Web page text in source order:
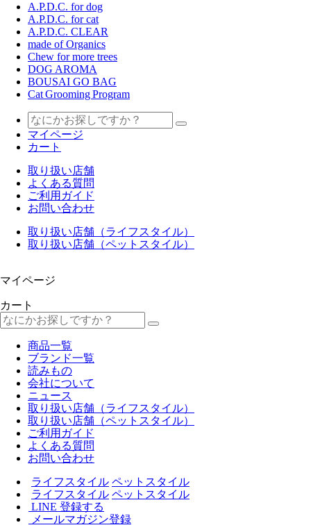
A.P.D.C. for dog
A.P.D.C. for cat
A.P.D.C. CLEAR
made of Organics
Chew for more trees
DOG AROMA
BOUSAI GO BAG
Cat Grooming Program
マイページ
カート
取り扱い店舗
よくある質問
ご利用ガイド
お問い合わせ
取り扱い店舗（ライフスタイル）
取り扱い店舗（ペットスタイル）
マイページ
カート
商品一覧
ブランド一覧
読みもの
会社について
ニュース
取り扱い店舗（ライフスタイル）
取り扱い店舗（ペットスタイル）
ご利用ガイド
よくある質問
お問い合わせ
ライフスタイル ペットスタイル
ライフスタイル ペットスタイル
LINE 登録する
メールマガジン登録